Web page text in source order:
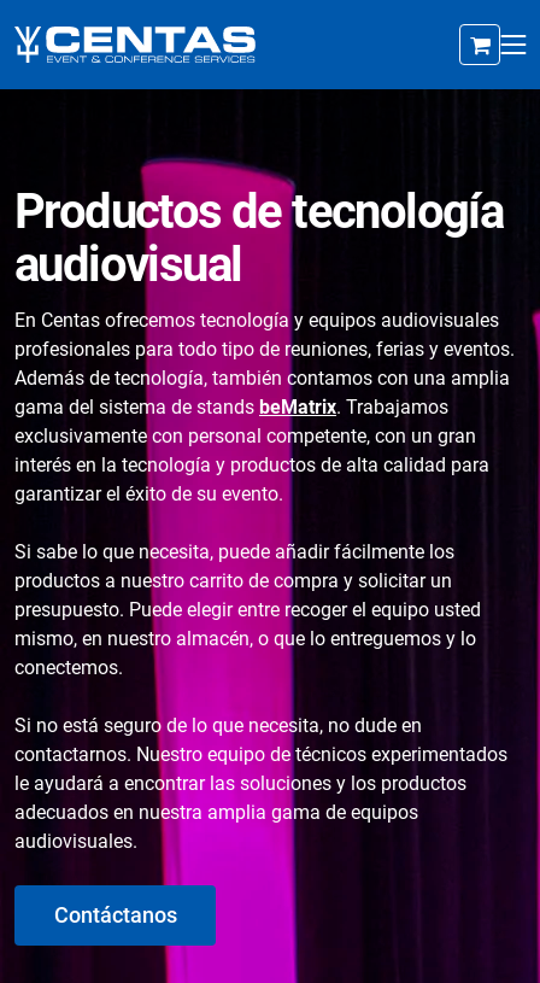
Productos de tecnología
audiovisual
En Centas ofrecemos tecnología y equipos audiovisuales
profesionales para todo tipo de reuniones, ferias y eventos.
Además de tecnología, también contamos con una amplia
gama del sistema de stands beMatrix. Trabajamos
exclusivamente con personal competente, con un gran
interés en la tecnología y productos de alta calidad para
garantizar el éxito de su evento.
Si sabe lo que necesita, puede añadir fácilmente los
productos a nuestro carrito de compra y solicitar un
presupuesto. Puede elegir entre recoger el equipo usted
mismo, en nuestro almacén, o que lo entreguemos y lo
conectemos.
Si no está seguro de lo que necesita, no dude en
contactarnos. Nuestro equipo de técnicos experimentados
le ayudará a encontrar las soluciones y los productos
adecuados en nuestra amplia gama de equipos
audiovisuales.
Contáctanos